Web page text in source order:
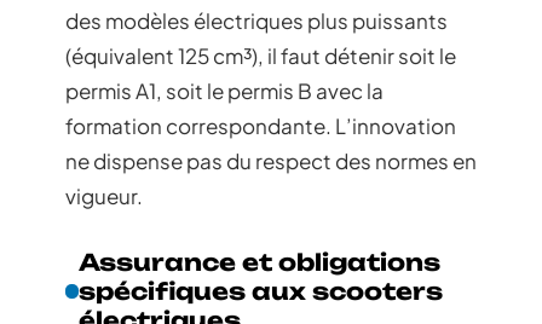
des modèles électriques plus puissants
(équivalent 125 cm³), il faut détenir soit le
permis A1, soit le permis B avec la
formation correspondante. L’innovation
ne dispense pas du respect des normes en
vigueur.
Assurance et obligations
spécifiques aux scooters